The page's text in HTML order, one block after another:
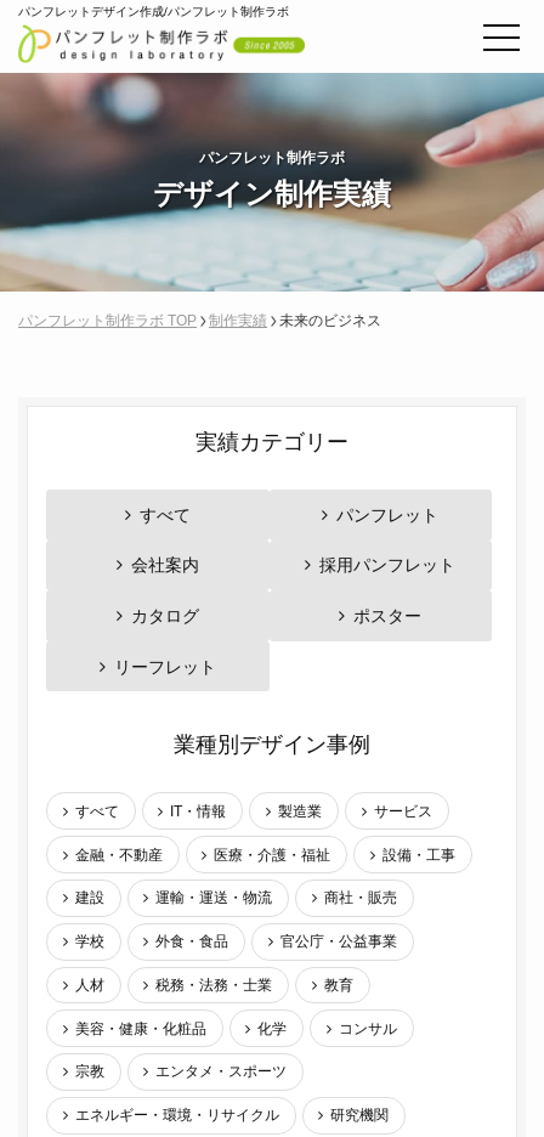
パンフレットデザイン作成/パンフレット制作ラボ
パンフレット制作ラボ
デザイン制作実績
パンフレット制作ラボ TOP 制作実績 未来のビジネス
実績カテゴリー
すべて パンフレット
会社案内 採用パンフレット
カタログ ポスター
リーフレット
業種別デザイン事例
すべて IT・情報 製造業 サービス
金融・不動産 医療・介護・福祉 設備・工事
建設 運輸・運送・物流 商社・販売
学校 外食・食品 官公庁・公益事業
人材 税務・法務・士業 教育
美容・健康・化粧品 化学 コンサル
宗教 エンタメ・スポーツ
エネルギー・環境・リサイクル 研究機関